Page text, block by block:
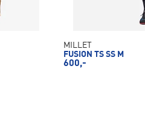
MILLET
FUSION TS SS M
600,-